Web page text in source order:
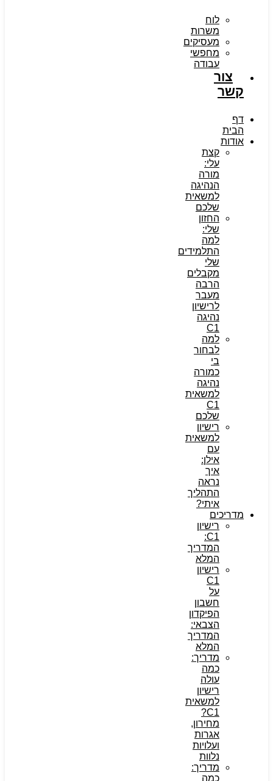
לוח
משרות
מעסיקים
מחפשי
עבודה
צור
קשר
דף
הבית
אודות
קצת
עלי:
מורה
הנהיגה
למשאית
שלכם
החזון
שלי:
למה
התלמידים
שלי
מקבלים
הרבה
מעבר
לרישיון
נהיגה
C1
למה
לבחור
בי
כמורה
נהיגה
למשאית
C1
שלכם
רישיון
למשאית
עם
אילן:
איך
נראה
התהליך
איתי?
מדריכים
רישיון
C1:
המדריך
המלא
רישיון
C1
על
חשבון
הפיקדון
הצבאי:
המדריך
המלא
מדריך:
כמה
עולה
רישיון
למשאית
C1?
מחירון,
אגרות
ועלויות
נלוות
מדריך:
כמה